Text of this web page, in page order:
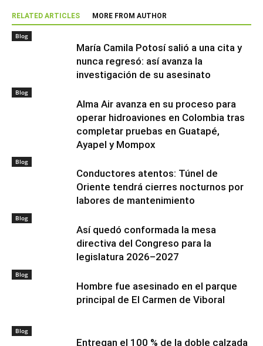
RELATED ARTICLES MORE FROM AUTHOR
Blog
María Camila Potosí salió a una cita y
nunca regresó: así avanza la
investigación de su asesinato
Blog
Alma Air avanza en su proceso para
operar hidroaviones en Colombia tras
completar pruebas en Guatapé,
Ayapel y Mompox
Blog
Conductores atentos: Túnel de
Oriente tendrá cierres nocturnos por
labores de mantenimiento
Blog
Así quedó conformada la mesa
directiva del Congreso para la
legislatura 2026–2027
Blog
Hombre fue asesinado en el parque
principal de El Carmen de Viboral
Blog
Entregan el 100 % de la doble calzada